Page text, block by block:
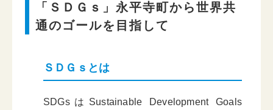
「ＳＤＧｓ」永平寺町から世界共
通のゴールを目指して
ＳＤＧｓとは
SDGsはSustainable Development Goals